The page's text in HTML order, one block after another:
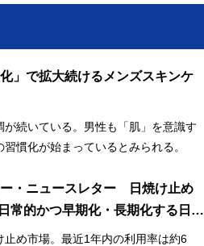
」で拡大続けるメンズスキンケ
が続いている。男性も「肌」を意識す
慣化が始まっているとみられる。
ー・ニュースレター 日焼け止め
常的かつ早期化・長期化する日焼
止め市場。最近1年内の利用率は約6